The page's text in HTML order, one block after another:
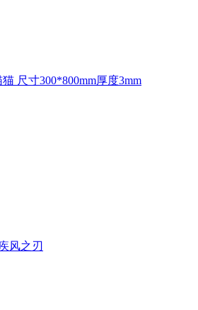
尺寸300*800mm厚度3mm
风之刃